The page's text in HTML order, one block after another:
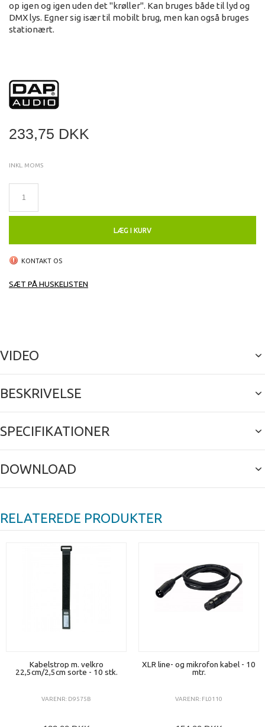
op igen og igen uden det "krøller". Kan bruges både til lyd og
DMX lys. Egner sig især til mobilt brug, men kan også bruges
stationært.
233,75 DKK
INKL. MOMS
LÆG I KURV
KONTAKT OS
SÆT PÅ HUSKELISTEN
VIDEO
BESKRIVELSE
SPECIFIKATIONER
DOWNLOAD
RELATEREDE PRODUKTER
Kabelstrop m. velkro
22,5cm/2,5cm sorte - 10 stk.
VARENR: D9575B
XLR line- og mikrofon kabel - 10
mtr.
VARENR: FL0110